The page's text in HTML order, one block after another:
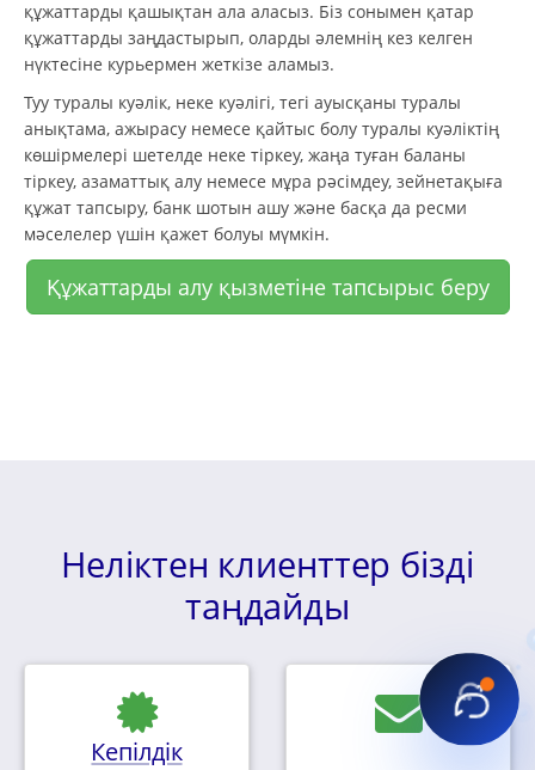
құжаттарды қашықтан ала аласыз. Біз сонымен қатар
құжаттарды заңдастырып, оларды әлемнің кез келген
нүктесіне курьермен жеткізе аламыз.
Туу туралы куәлік, неке куәлігі, тегі ауысқаны туралы
анықтама, ажырасу немесе қайтыс болу туралы куәліктің
көшірмелері шетелде неке тіркеу, жаңа туған баланы
тіркеу, азаматтық алу немесе мұра рәсімдеу, зейнетақыға
құжат тапсыру, банк шотын ашу және басқа да ресми
мәселелер үшін қажет болуы мүмкін.
Құжаттарды алу қызметіне тапсырыс беру
Неліктен клиенттер бізді
таңдайды
Кепілдік